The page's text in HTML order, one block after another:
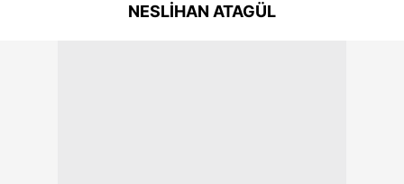
NESLİHAN ATAGÜL